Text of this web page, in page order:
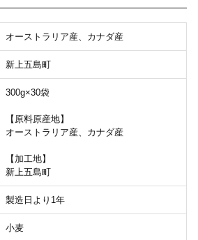
オーストラリア産、カナダ産
新上五島町
300g×30袋
【原料原産地】
オーストラリア産、カナダ産
【加工地】
新上五島町
製造日より1年
小麦